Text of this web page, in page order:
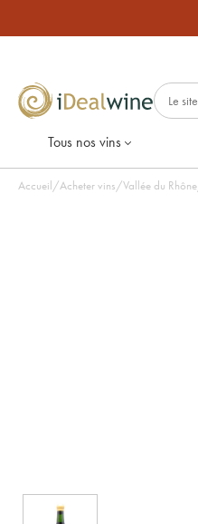
Tous nos vins
Accueil/Acheter vins/Vallée du Rhône